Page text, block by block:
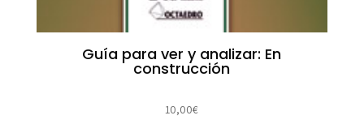
Guía para ver y analizar: En
construcción
10,00€